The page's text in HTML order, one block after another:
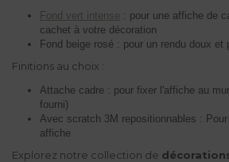
Fond vert intense : pour une affiche de
cachet à votre décoration
Fond beige rosé : pour un rendu doux et
Finitions au choix :
Attache cadre : pour fixer l'affiche au
fourni)
Avec scratch 3M repositionnables :
affiche
Explorez notre collection de